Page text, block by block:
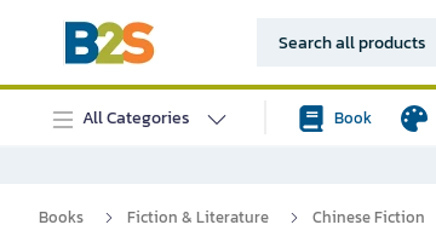
All Categories Book
Books Fiction & Literature Chinese Fiction